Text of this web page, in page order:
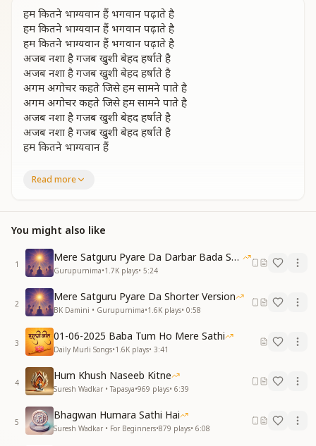
हम कितने भाग्यवान हैं भगवान पढ़ाते है
हम कितने भाग्यवान हैं भगवान पढ़ाते है
हम कितने भाग्यवान हैं भगवान पढ़ाते है
अजब नशा है गजब खुशी बेहद हर्षाते है
अजब नशा है गजब खुशी बेहद हर्षाते है
अगम अगोचर कहते जिसे हम सामने पाते है
अगम अगोचर कहते जिसे हम सामने पाते है
अजब नशा है गजब खुशी बेहद हर्षाते है
अजब नशा है गजब खुशी बेहद हर्षाते है
हम कितने भाग्यवान हैं
सुख शांति संतोष को पाकर जग गई जीवन ज्योति
सुख शांति संतोष को पाकर जग गई जीवन ज्योति
अविनाशी धन दे सच्चा धनवान बनाते है
अविनाशी धन दे सच्चा धनवान बनाते है
अजब नशा है गजब खुशी बेहद हर्षाते है
अजब नशा है गजब खुशी बेहद हर्षाते है
हम कितने भाग्यवान हैं
अपरम्पार प्रभु ने हमको अपना पार बताया
वेद शास्त्र सारे ग्रंथों का सारा सार सुनाया
अपरम्पार प्रभु ने हमको अपना पार बताया
वेद शास्त्र सारे ग्रंथों का सारा सार सुनाया
ज्ञान के सागर ज्ञानेश्वर महान बनाते है
ज्ञान के सागर ज्ञानेश्वर महान बनाते है
अजब नशा है गजब खुशी बेहद हर्षाते है
अजब नशा है गजब खुशी बेहद हर्षाते है
हम कितने भाग्यवान हैं
Read more
You might also like
1
Mere Satguru Pyare Da Darbar Bada Sohna Hai
Gurupurnima•1.7K plays• 5:24
2
Mere Satguru Pyare Da Shorter Version
BK Damini • Gurupurnima•1.6K plays• 0:58
3
01-06-2025 Baba Tum Ho Mere Sathi
Daily Murli Songs•1.6K plays• 3:41
4
Hum Khush Naseeb Kitne
Suresh Wadkar • Tapasya•969 plays• 6:39
5
Bhagwan Humara Sathi Hai
Suresh Wadkar • For Beginners•879 plays• 6:08